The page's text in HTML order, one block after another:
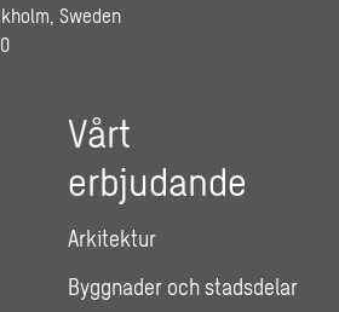
Sweden
Vårt
erbjudande
Arkitektur
Byggnader och stadsdelar